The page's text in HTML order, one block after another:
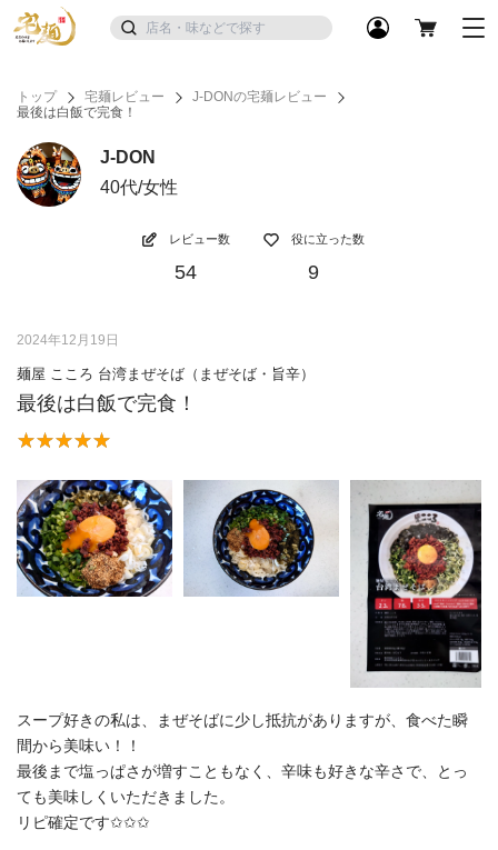
トップ 宅麺レビュー
J-DONの宅麺レビュー
最後は白飯で完食！
J-DON
40代/女性
レビュー数
54
役に立った数
9
2024年12月19日
麺屋 こころ 台湾まぜそば（まぜそば・旨辛）
最後は白飯で完食！
スープ好きの私は、まぜそばに少し抵抗がありますが、食べた瞬
間から美味い！！
最後まで塩っぱさが増すこともなく、辛味も好きな辛さで、とっ
ても美味しくいただきました。
リピ確定です✩✩✩